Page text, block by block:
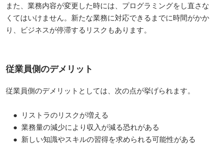
また、業務内容が変更した時には、プログラミングをし直さな
くてはいけません。新たな業務に対応できるまでに時間がかか
り、ビジネスが停滞するリスクもあります。
従業員側のデメリット
従業員側のデメリットとしては、次の点が挙げられます。
● リストラのリスクが増える
● 業務量の減少により収入が減る恐れがある
● 新しい知識やスキルの習得を求められる可能性がある